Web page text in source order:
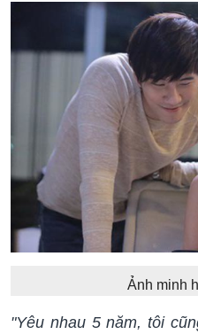
Ảnh minh
"Yêu nhau 5 năm, tôi